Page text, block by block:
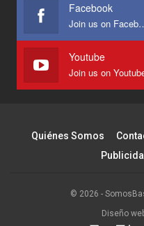
Facebook
Join us
Youtube
Join us on
Quiénes Somos
© 2026 -
Diseño